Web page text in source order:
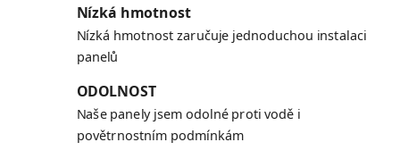
Nízká hmotnost
Nízká hmotnost zaručuje jednoduchou instalaci
panelů
ODOLNOST
Naše panely jsem odolné proti vodě i
povětrnostním podmínkám